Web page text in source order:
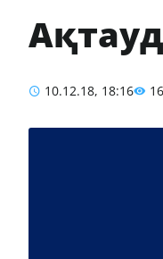
10.12.18, 18:16